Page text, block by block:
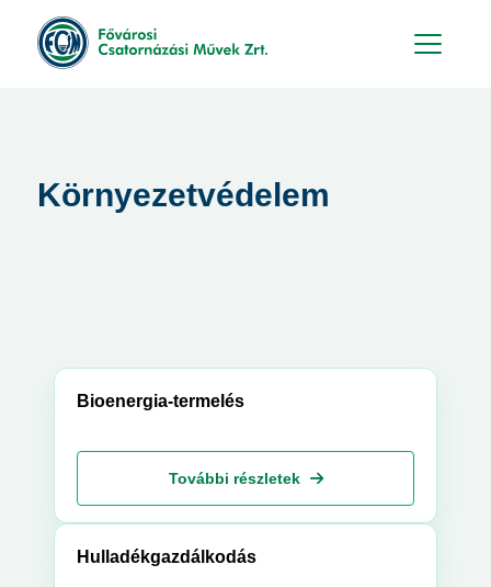
Környezetvédelem
Bioenergia-termelés
További részletek
Hulladékgazdálkodás